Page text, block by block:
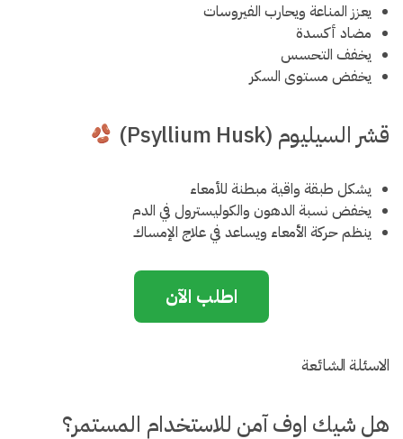
يعزز المناعة ويحارب الفيروسات
مضاد أكسدة
يخفف التحسس
يخفض مستوى السكر
قشر السيليوم (Psyllium Husk)
يشكل طبقة واقية مبطنة للأمعاء
يخفض نسبة الدهون والكوليسترول في الدم
ينظم حركة الأمعاء ويساعد في علاج الإمساك
اطلب الآن
الاسئلة الشائعة
هل شيك اوف آمن للاستخدام المستمر؟